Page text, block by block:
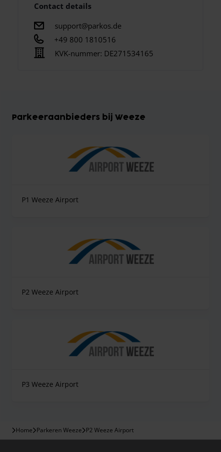
Contact details
support@parkos.de
+49 800 1810516
KVK-nummer: DE271534165
Parkeeraanbieders bij Weeze
P1 Weeze Airport
P2 Weeze Airport
P3 Weeze Airport
Home Parkeren Weeze P2 Weeze Airport